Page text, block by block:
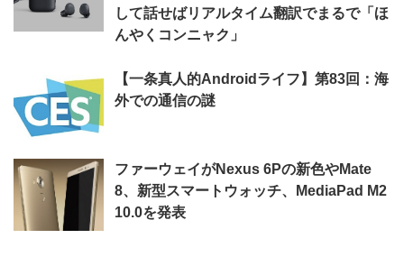
して話せばリアルタイム翻訳でまるで「ほ
んやくコンニャク」
【一条真人的Androidライフ】第83回：海
外での通信の謎
ファーウェイがNexus 6Pの新色やMate
8、新型スマートウォッチ、MediaPad M2
10.0を発表